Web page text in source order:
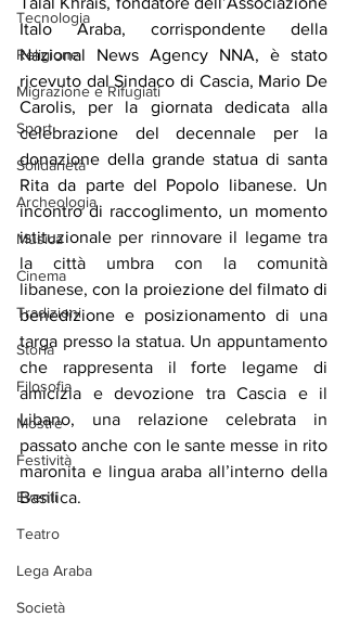
Tecnologia
Religione
Migrazione e Rifugiati
Sport
Solidarietà
Archeologia
Musica
Cinema
Tradizioni
Storia
Filosofia
Mostre
Festività
Eventi
Teatro
Lega Araba
Società
Italo Araba, corrispondente della
Nazional News Agency NNA, è stato
ricevuto dal Sindaco di Cascia, Mario De
Carolis, per la giornata dedicata alla
celebrazione del decennale per la
donazione della grande statua di santa
Rita da parte del Popolo libanese. Un
incontro di raccoglimento, un momento
istituzionale per rinnovare il legame tra
la città umbra con la comunità
libanese, con la proiezione del filmato di
benedizione e posizionamento di una
targa presso la statua. Un appuntamento
che rappresenta il forte legame di
amicizia e devozione tra Cascia e il
Libano, una relazione celebrata in
passato anche con le sante messe in rito
maronita e lingua araba all’interno della
Basilica.